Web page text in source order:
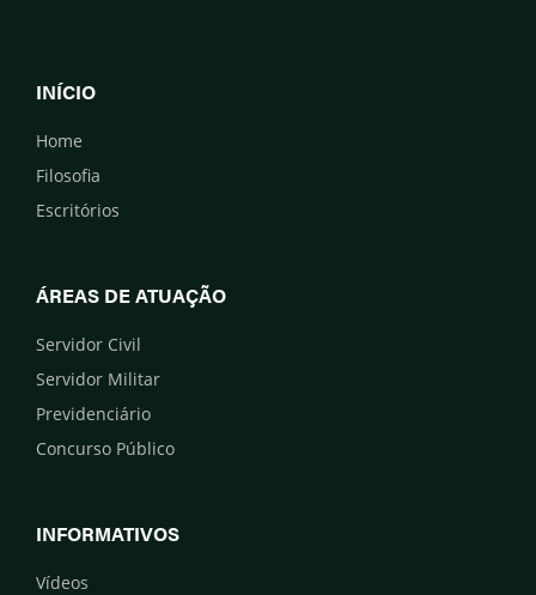
INÍCIO
Home
Filosofia
Escritórios
ÁREAS DE ATUAÇÃO
Servidor Civil
Servidor Militar
Previdenciário
Concurso Público
INFORMATIVOS
Vídeos